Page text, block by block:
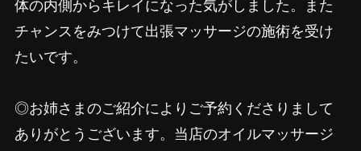
体の内側からキレイになった気がしました。また
チャンスをみつけて出張マッサージの施術を受け
たいです。
◎お姉さまのご紹介によりご予約くださりまして
ありがとうございます。当店のオイルマッサージ